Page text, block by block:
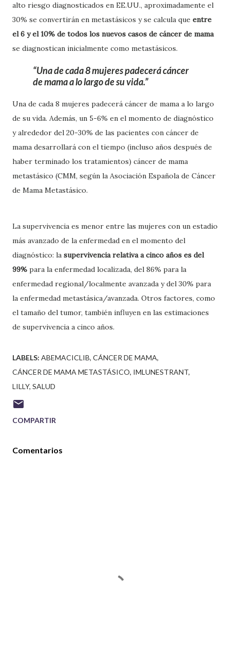
alto riesgo diagnosticados en EE.UU., aproximadamente el
30% se convertirán en metastásicos y se calcula que entre
el 6 y el 10% de todos los nuevos casos de cáncer de mama
se diagnostican inicialmente como metastásicos.
Una de cada 8 mujeres padecerá cáncer
de mama a lo largo de su vida.
Una de cada 8 mujeres padecerá cáncer de mama a lo largo
de su vida. Además, un 5-6% en el momento de diagnóstico
y alrededor del 20-30% de las pacientes con cáncer de
mama desarrollará con el tiempo (incluso años después de
haber terminado los tratamientos) cáncer de mama
metastásico (CMM, según la Asociación Española de Cáncer
de Mama Metastásico.
La supervivencia es menor entre las mujeres con un estadio
más avanzado de la enfermedad en el momento del
diagnóstico: la supervivencia relativa a cinco años es del
99% para la enfermedad localizada, del 86% para la
enfermedad regional/localmente avanzada y del 30% para
la enfermedad metastásica/avanzada. Otros factores, como
el tamaño del tumor, también influyen en las estimaciones
de supervivencia a cinco años.
LABELS: ABEMACICLIB CÁNCER DE MAMA
CÁNCER DE MAMA METASTÁSICO IMLUNESTRANT
LILLY SALUD
COMPARTIR
Comentarios